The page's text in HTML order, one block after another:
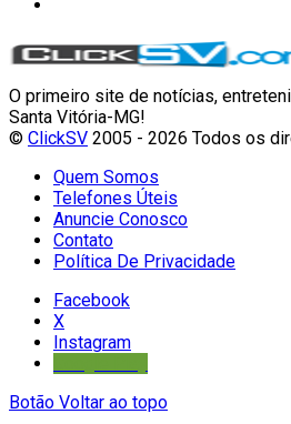
O primeiro site de notícias,
Santa Vitória-MG!
© ClickSV 2005 - 2026 Todos os
Quem Somos
Telefones Úteis
Anuncie Conosco
Contato
Política De Privacidade
Facebook
X
Instagram
Botão Voltar ao topo